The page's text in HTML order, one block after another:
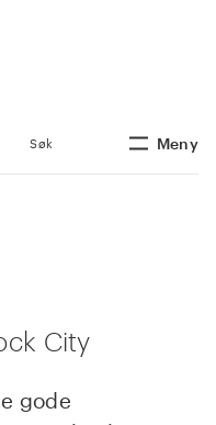
Søk Meny
City
gode